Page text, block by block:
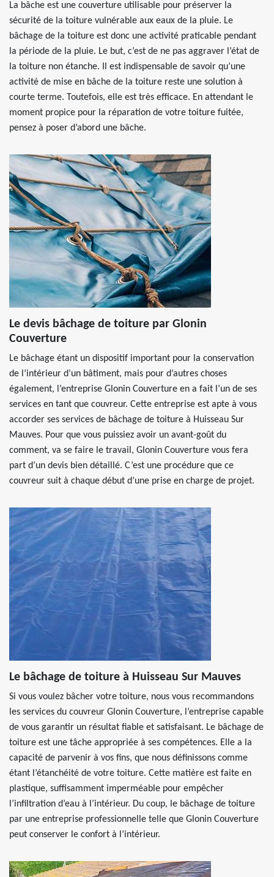
La bâche est une couverture utilisable pour préserver la
sécurité de la toiture vulnérable aux eaux de la pluie. Le
bâchage de la toiture est donc une activité praticable pendant
la période de la pluie. Le but, c’est de ne pas aggraver l’état de
la toiture non étanche. Il est indispensable de savoir qu’une
activité de mise en bâche de la toiture reste une solution à
courte terme. Toutefois, elle est très efficace. En attendant le
moment propice pour la réparation de votre toiture fuitée,
pensez à poser d’abord une bâche.
Le devis bâchage de toiture par Glonin
Couverture
Le bâchage étant un dispositif important pour la conservation
de l’intérieur d’un bâtiment, mais pour d’autres choses
également, l’entreprise Glonin Couverture en a fait l’un de ses
services en tant que couvreur. Cette entreprise est apte à vous
accorder ses services de bâchage de toiture à Huisseau Sur
Mauves. Pour que vous puissiez avoir un avant-goût du
comment, va se faire le travail, Glonin Couverture vous fera
part d’un devis bien détaillé. C’est une procédure que ce
couvreur suit à chaque début d’une prise en charge de projet.
Le bâchage de toiture à Huisseau Sur Mauves
Si vous voulez bâcher votre toiture, nous vous recommandons
les services du couvreur Glonin Couverture, l’entreprise capable
de vous garantir un résultat fiable et satisfaisant. Le bâchage de
toiture est une tâche appropriée à ses compétences. Elle a la
capacité de parvenir à vos fins, que nous définissons comme
étant l’étanchéité de votre toiture. Cette matière est faite en
plastique, suffisamment imperméable pour empêcher
l’infiltration d’eau à l’intérieur. Du coup, le bâchage de toiture
par une entreprise professionnelle telle que Glonin Couverture
peut conserver le confort à l’intérieur.